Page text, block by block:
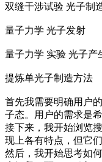
双缝干涉试验 光子制
量子力学 光子发射
量子力学 实验 光子产
提炼单光子制造方法
首先我需要明确用户
子态。用户的需求是
接下来，我开始浏览
现上各有特点，但它
然后，我开始思考如